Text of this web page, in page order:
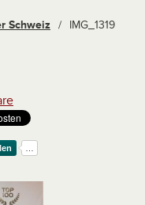
Schweiz
/ IMG_1319